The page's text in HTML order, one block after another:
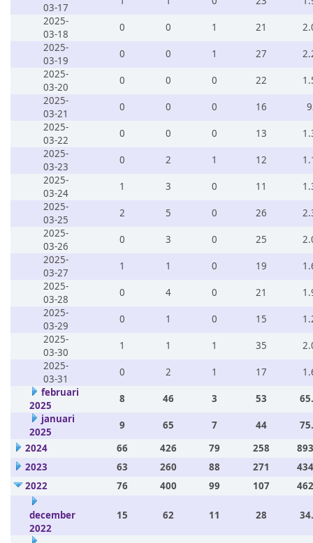
03-17
2025-
03-18
0 0 1 21
2025-
03-19
0 0 1 27
2025-
03-20
0 0 0 22
2025-
03-21
0 0 0 16
2025-
03-22
0 0 0 13
2025-
03-23
0 2 1 12
2025-
03-24
1 3 0 11
2025-
03-25
2 5 0 26
2025-
03-26
0 3 0 25
2025-
03-27
1 1 0 19
2025-
03-28
0 4 0 21
2025-
03-29
0 1 0 15
2025-
03-30
1 1 1 35
2025-
03-31
0 2 1 17
februari
2025
8 46 3 53
januari
2025
9 65 7 44
2024
66 426 79 258
2023
63 260 88 271
2022
76 400 99 107
december
2022
15 62 11 28